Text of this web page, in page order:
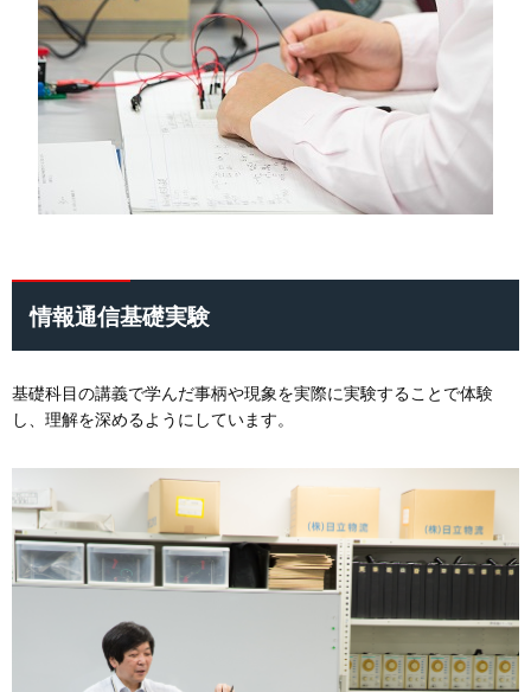
情報通信基礎実験
基礎科目の講義で学んだ事柄や現象を実際に実験することで体験
し、理解を深めるようにしています。